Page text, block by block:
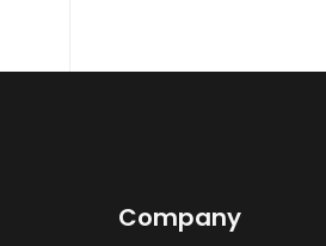
Company